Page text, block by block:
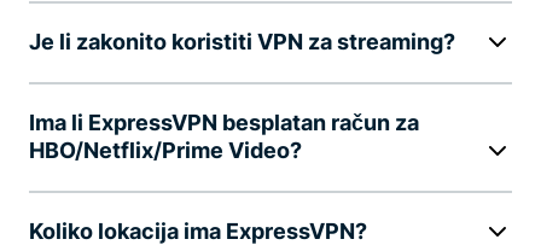
Je li zakonito koristiti VPN za streaming?
Ima li ExpressVPN besplatan račun za
HBO/Netflix/Prime Video?
Koliko lokacija ima ExpressVPN?